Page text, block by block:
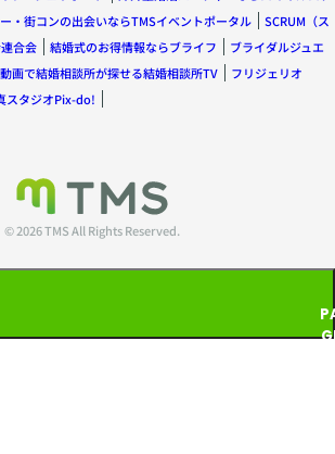
・街コンの出会いならTMSイベントポータル
SCRUM（ス
合会 結婚式のお得情報ならブライフ
ブライダルジュエ
動画で結婚相談所が探せる結婚相談所TV
フリジェリオ
スタジオPix-do!
© 2026 TMS All Rights Reserved.